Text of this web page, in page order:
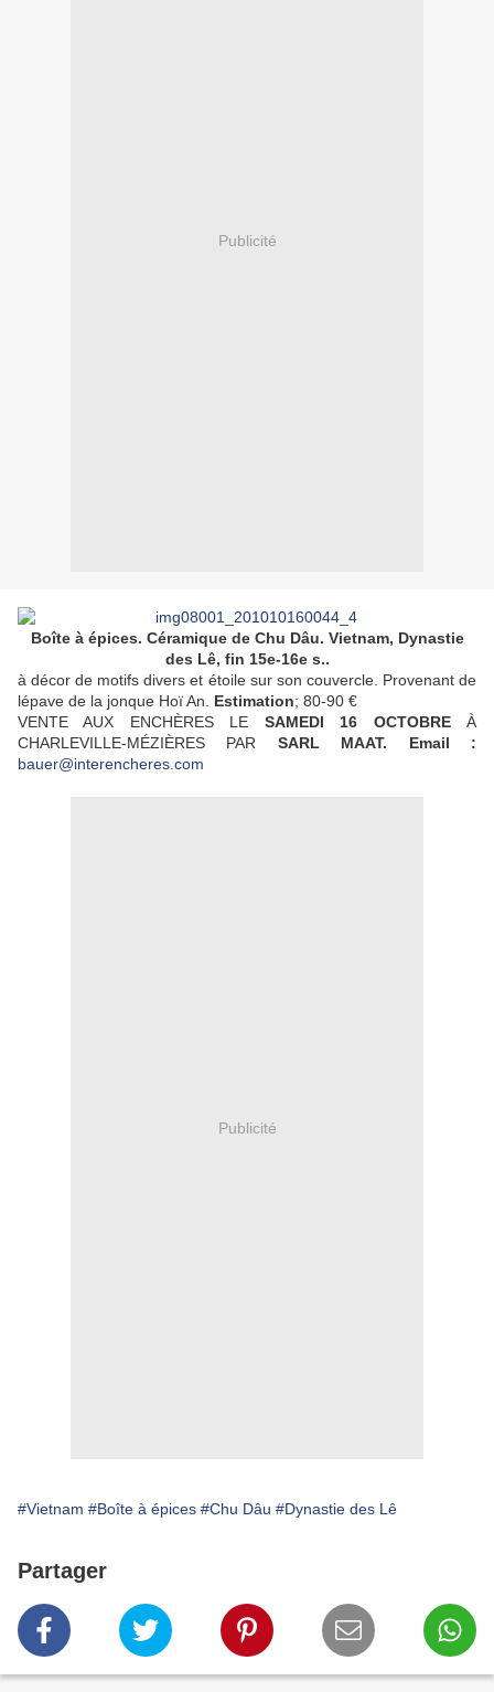
Publicité
Boîte à épices. Céramique de Chu Dâu. Vietnam, Dynastie
des Lê, fin 15e-16e s..
à décor de motifs divers et étoile sur son couvercle. Provenant de
lépave de la jonque Hoï An. Estimation; 80-90 €
VENTE AUX ENCHÈRES LE SAMEDI 16 OCTOBREÀ
CHARLEVILLE-MÉZIÈRES PAR SARL MAAT. Email :
bauer@interencheres.com
Publicité
#Vietnam #Boîte à épices #Chu Dâu #Dynastie des Lê
Partager